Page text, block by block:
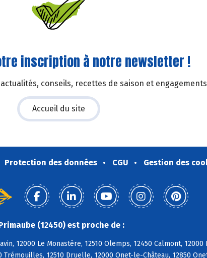
inscription à notre newsletter !
conseils, recettes de saison et
Accueil du site
Protection des données CGU Gestion des
(12450) est proche de :
12000 Le Monastère, 12510 Olemps, 12450 Calmont,
Trémouilles, 12510 Druelle, 12000 Onet-le-Château, 12850